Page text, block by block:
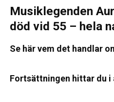
Musiklegenden
död vid 55 – hela
Se här vem det handlar
Fortsättningen hittar du i